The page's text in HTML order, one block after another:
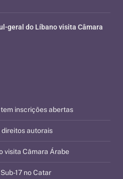
inscrições abertas
autorais
visita Câmara Árabe
17 no Catar
geral do Líbano visita Câmara